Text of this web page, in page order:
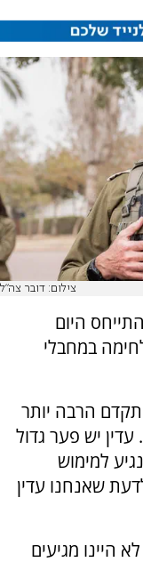
צילום: דובר צה"ל
היום
במחבלי
הרבה יותר
יש פער גדול
למימוש
שאנחנו עדין
היינו מגיעים